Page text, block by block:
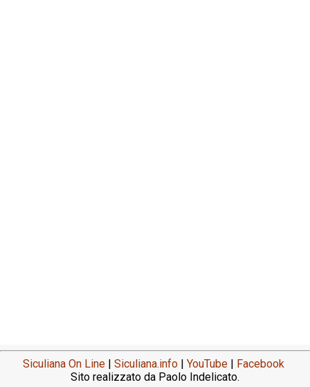
Siculiana On Line | Siculiana.info | YouTube | Facebook
Sito realizzato da Paolo Indelicato.